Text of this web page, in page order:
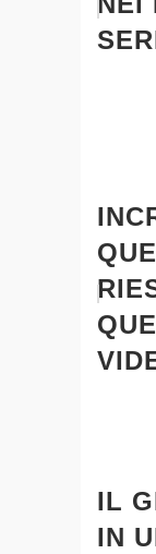
IL
IN